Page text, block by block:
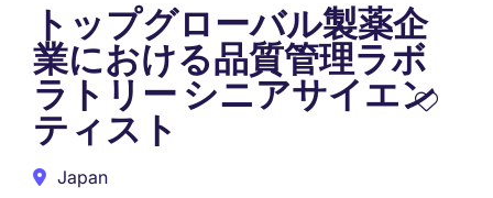
トップグローバル製薬企
業における品質管理ラボ
ラトリー シニアサイエン
ティスト
Japan